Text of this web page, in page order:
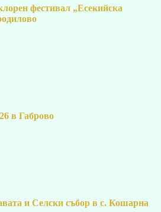
фестивал „Есекийска
в Габрово
и Селски събор в с. Кошарна